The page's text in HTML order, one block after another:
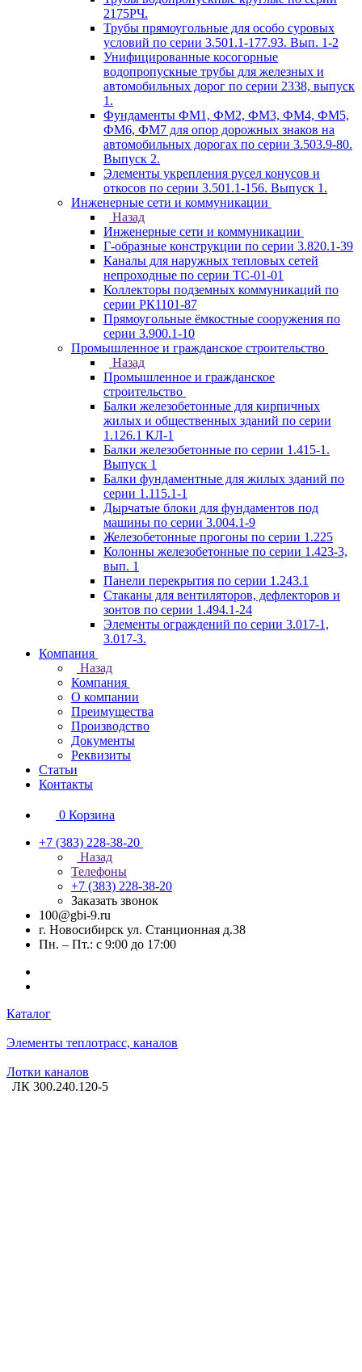
2175РЧ.
Трубы прямоугольные для особо суровых
условий по серии 3.501.1-177.93. Вып. 1-2
Унифицированные косогорные
водопропускные трубы для железных и
автомобильных дорог по серии 2338, выпуск
1.
Фундаменты ФМ1, ФМ2, ФМ3, ФМ4, ФМ5,
ФМ6, ФМ7 для опор дорожных знаков на
автомобильных дорогах по серии 3.503.9-80.
Выпуск 2.
Элементы укрепления русел конусов и
откосов по серии 3.501.1-156. Выпуск 1.
Инженерные сети и коммуникации
Назад
Инженерные сети и коммуникации
Г-образные конструкции по серии 3.820.1-39
Каналы для наружных тепловых сетей
непроходные по серии ТС-01-01
Коллекторы подземных коммуникаций по
серии РК1101-87
Прямоугольные ёмкостные сооружения по
серии 3.900.1-10
Промышленное и гражданское строительство
Назад
Промышленное и гражданское
строительство
Балки железобетонные для кирпичных
жилых и общественных зданий по серии
1.126.1 КЛ-1
Балки железобетонные по серии 1.415-1.
Выпуск 1
Балки фундаментные для жилых зданий по
серии 1.115.1-1
Дырчатые блоки для фундаментов под
машины по серии 3.004.1-9
Железобетонные прогоны по серии 1.225
Колонны железобетонные по серии 1.423-3,
вып. 1
Панели перекрытия по серии 1.243.1
Стаканы для вентиляторов, дефлекторов и
зонтов по серии 1.494.1-24
Элементы ограждений по серии 3.017-1,
3.017-3.
Компания
Назад
Компания
О компании
Преимущества
Производство
Документы
Реквизиты
Статьи
Контакты
0 Корзина
+7 (383) 228-38-20
Назад
Телефоны
+7 (383) 228-38-20
Заказать звонок
100@gbi-9.ru
г. Новосибирск ул. Станционная д.38
Пн. – Пт.: с 9:00 до 17:00
Каталог
Элементы теплотрасс, каналов
Лотки каналов
ЛК 300.240.120-5